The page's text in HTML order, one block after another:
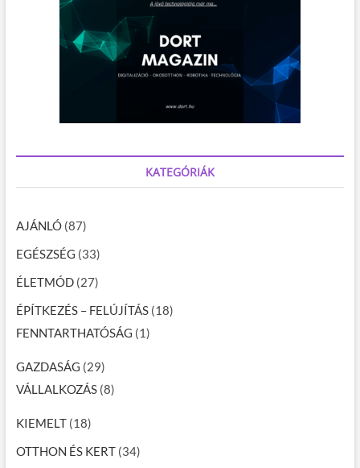
KATEGÓRIÁK
AJÁNLÓ(87)
EGÉSZSÉG (33)
ÉLETMÓD(27)
ÉPÍTKEZÉS – FELÚJÍTÁS(18)
FENNTARTHATÓSÁG (1)
GAZDASÁG (29)
VÁLLALKOZÁS(8)
KIEMELT(18)
OTTHON ÉS KERT(34)